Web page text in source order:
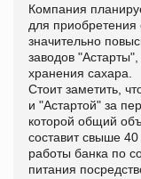
Компания
для приобретения
значительно
заводов
хранения сахара.
Стоит заметить,
и "Астартой" за
которой общий
составит свыше
работы банка по
питания